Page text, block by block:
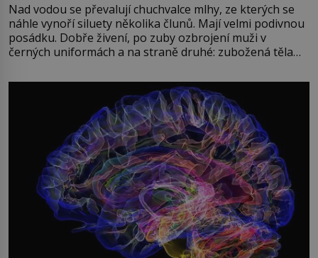
Nad vodou se převalují chuchvalce mlhy, ze kterých se
náhle vynoří siluety několika člunů. Mají velmi podivnou
posádku. Dobře živení, po zuby ozbrojení muži v
černých uniformách a na straně druhé: zubožená těla
přízračná scéna znamená? Je jaro roku 1945, druhá
světová válka se chýlí ke konci. Jezero Stolpsee